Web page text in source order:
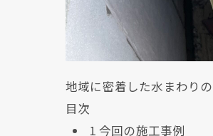
地域に密着した水まわり
目次
1 今回の施工事例